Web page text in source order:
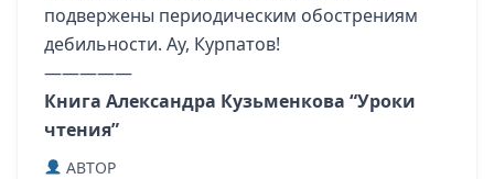
подвержены периодическим обострениям
дебильности. Ау, Курпатов!
—————
Книга Александра Кузьменкова “Уроки
чтения”
ABTOP